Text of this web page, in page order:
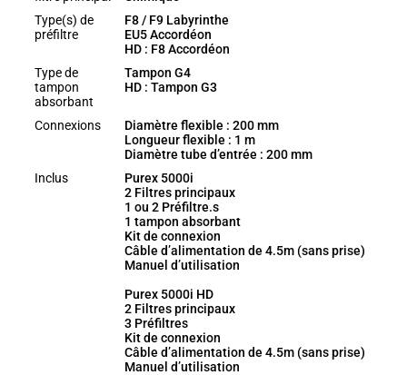
Type(s) de
préfiltre
F8 / F9 Labyrinthe
EU5 Accordéon
HD : F8 Accordéon
Type de
tampon
absorbant
Tampon G4
HD : Tampon G3
Connexions
Diamètre flexible : 200 mm
Longueur flexible : 1 m
Diamètre tube d’entrée : 200 mm
Inclus
Purex 5000i
2 Filtres principaux
1 ou 2 Préfiltre.s
1 tampon absorbant
Kit de connexion
Câble d’alimentation de 4.5m (sans prise)
Manuel d’utilisation
Purex 5000i HD
2 Filtres principaux
3 Préfiltres
Kit de connexion
Câble d’alimentation de 4.5m (sans prise)
Manuel d’utilisation